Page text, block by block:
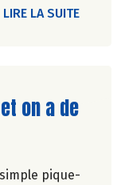
LIRE LA SUITEDE
on a de
pique-